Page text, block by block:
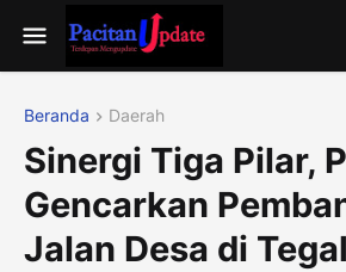
Beranda Daerah
Sinergi Tiga Pilar,
Gencarkan
Jalan Desa di